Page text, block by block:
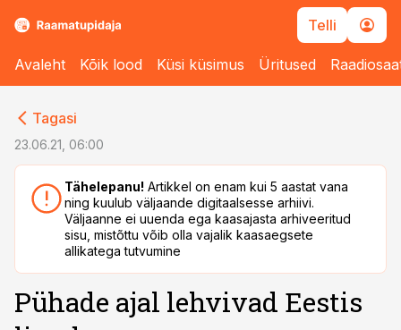
Telli
Avaleht Kõik lood Küsi küsimus Üritused
Tagasi
23.06.21, 06:00
Tähelepanu! Artikkel on enam kui 5 aastat vana
ning kuulub väljaande digitaalsesse arhiivi.
Väljaanne ei uuenda ega kaasajasta arhiveeritud
sisu, mistõttu võib olla vajalik kaasaegsete
allikatega tutvumine
Pühade ajal lehvivad Eestis